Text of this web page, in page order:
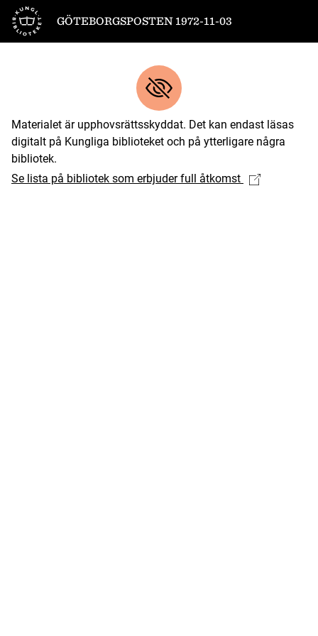
Till startsidan
GÖTEBORGSPOSTEN 1972-11-03
Materialet är upphovsrättsskyddat. Det kan endast läsas
digitalt på Kungliga biblioteket och på ytterligare några
bibliotek.
Se lista på bibliotek som erbjuder full åtkomst